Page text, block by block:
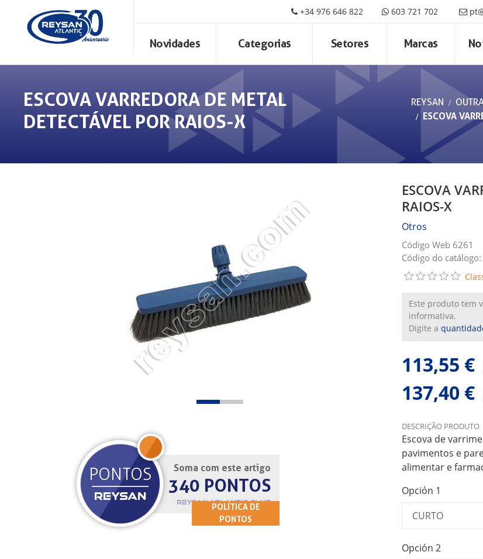
+34 976 646 822 603 721 702
Novidades Categorias Setores Marcas
ESCOVA VARREDORA DE METAL
DETECTÁVEL POR RAIOS-X
REYSAN
ESCOVA
Soma com este artigo
340 PONTOS
REYSAN ATLANTIC CLUB
POLÍTICA DE
PONTOS
PONTOS
REYSAN
JOIN
ESCOVA
RAIOS-X
Otros
Código Web 6261
Código do
Este produto tem
informativa.
Digite a
113,55 €
137,40 €
DESCRIÇÃO PRODUTO
Escova de
pavimentos e
alimentar e
Opción 1
Opción 2